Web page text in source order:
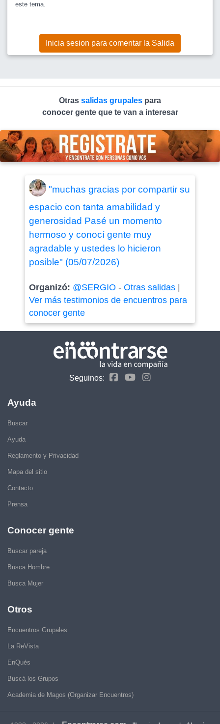
este tema.
Inicia sesion para comentar la Salida
Otras salidas grupales para
conocer gente que te van a interesar
"muchas gracias por compartir su
espacio con tanta amabilidad y
generosidad Pasé un momento
hermoso y conocí gente muy
agradable y ustedes lo hicieron
posible" (05/07/2026)
Organizó: @SERGIO - Otras salidas|
Ver más testimonios de encuentros para
conocer gente
Seguinos:
Ayuda
Buscar
Ayuda
Reglamento y Privacidad
Mapa del sitio
Contacto
Prensa
Conocer gente
Buscar pareja
Busca Hombre
Busca Mujer
Otros
Encuentros Grupales
La ReVista
EnQués
Buscá los Grupos
Academia de Magos (Organizar Encuentros)